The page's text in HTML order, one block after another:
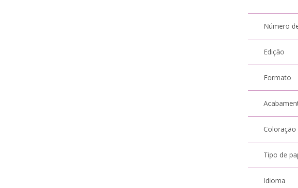
Número
Edição
Formato
Coloração
Tipo de
Idioma